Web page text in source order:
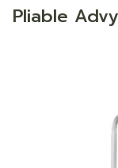
Pliable